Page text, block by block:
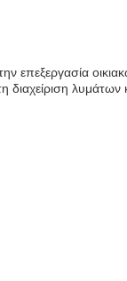
επεξεργασία
λυμάτων